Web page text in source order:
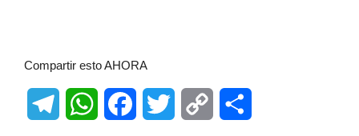
Compartir esto AHORA
TelegramWhatsAppFacebookTwitter Copy